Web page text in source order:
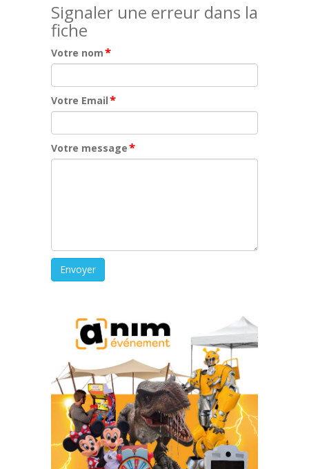
Signaler une erreur dans la
fiche
Votre nom*
Votre Email*
Votre message*